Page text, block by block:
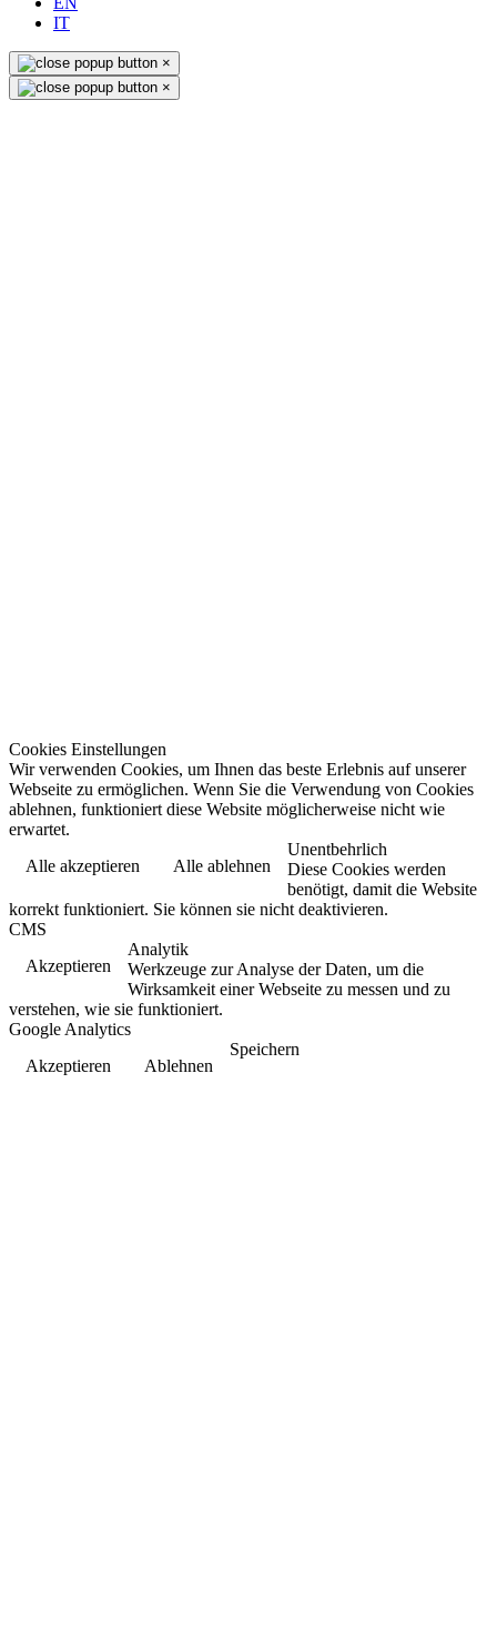
IT
×
×
Cookies Einstellungen
Wir verwenden Cookies, um Ihnen das beste Erlebnis auf unserer
Webseite zu ermöglichen. Wenn Sie die Verwendung von Cookies
ablehnen, funktioniert diese Website möglicherweise nicht wie
erwartet.
Alle akzeptieren
Alle ablehnen
Unentbehrlich
Diese Cookies werden
benötigt, damit die Website
korrekt funktioniert. Sie können sie nicht deaktivieren.
CMS
Akzeptieren
Analytik
Werkzeuge zur Analyse der Daten, um die
Wirksamkeit einer Webseite zu messen und zu
verstehen, wie sie funktioniert.
Google Analytics
Akzeptieren
Ablehnen
Speichern